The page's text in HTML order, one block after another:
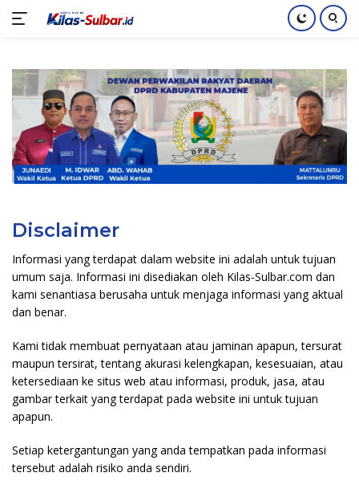
konten
Disclaimer
Informasi yang terdapat dalam website ini adalah untuk tujuan
umum saja. Informasi ini disediakan oleh Kilas-Sulbar.com dan
kami senantiasa berusaha untuk menjaga informasi yang aktual
dan benar.
Kami tidak membuat pernyataan atau jaminan apapun, tersurat
maupun tersirat, tentang akurasi kelengkapan, kesesuaian, atau
ketersediaan ke situs web atau informasi, produk, jasa, atau
gambar terkait yang terdapat pada website ini untuk tujuan
apapun.
Setiap ketergantungan yang anda tempatkan pada informasi
tersebut adalah risiko anda sendiri.